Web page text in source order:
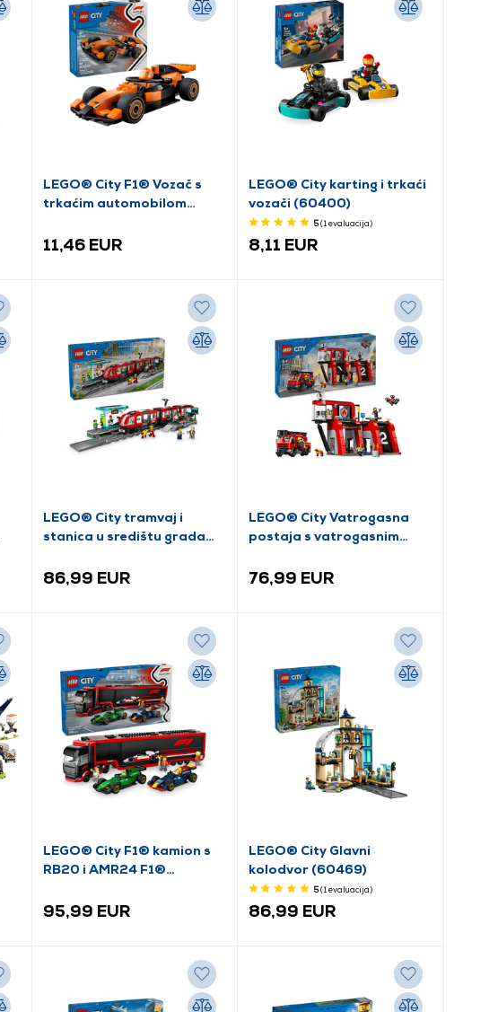
LEGO® City F1® Vozač s
trkaćim automobilom
11,46 EUR
LEGO® City karting i trkaći
vozači (60400)
5(1 evaluacija)
8,11 EUR
LEGO® City tramvaj i
stanica u središtu grada
86,99 EUR
LEGO® City Vatrogasna
postaja s vatrogasnim
76,99 EUR
LEGO® City F1® kamion s
RB20 i AMR24 F1®
95,99 EUR
LEGO® City Glavni
kolodvor (60469)
5(1 evaluacija)
86,99 EUR